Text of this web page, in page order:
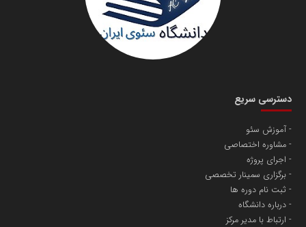
دانشگاه سئوی ایران
پایگاه اطلاع رسانی اعتلای نهادهای مردمی
آهن و فولاد غدیر ایرانیان
تامین آهن اسفنجی تولیدکنندگان فولاد در کشور
مریم حاج نوروز نظری
دسترسی سریع
آموزش سئو
مشاوره اختصاصی
اجرای پروژه
برگزاری سمینار تخصصی
ثبت نام دوره ها
درباره دانشگاه
ارتباط با مدیر مرکز